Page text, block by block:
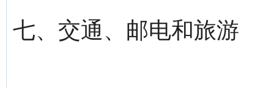
七、交通、邮电和旅游